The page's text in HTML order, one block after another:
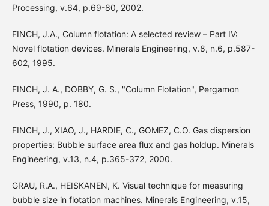
Processing, v.64, p.69-80, 2002.
FINCH, J.A., Column flotation: A selected review – Part IV:
Novel flotation devices. Minerals Engineering, v.8, n.6, p.587-
602, 1995.
FINCH, J. A., DOBBY, G. S., "Column Flotation", Pergamon
Press, 1990, p. 180.
FINCH, J., XIAO, J., HARDIE, C., GOMEZ, C.O. Gas dispersion
properties: Bubble surface area flux and gas holdup. Minerals
Engineering, v.13, n.4, p.365-372, 2000.
GRAU, R.A., HEISKANEN, K. Visual technique for measuring
bubble size in flotation machines. Minerals Engineering, v.15,